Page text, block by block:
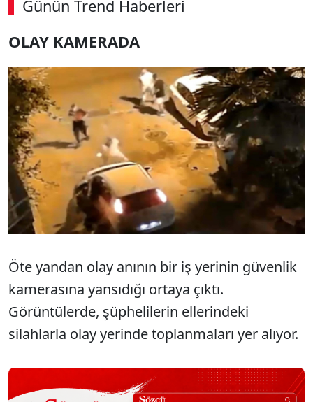
Günün Trend Haberleri
OLAY KAMERADA
Öte yandan olay anının bir iş yerinin güvenlik
kamerasına yansıdığı ortaya çıktı.
Görüntülerde, şüphelilerin ellerindeki
silahlarla olay yerinde toplanmaları yer alıyor.